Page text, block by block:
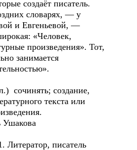
создаёт писатель.
словарях, — у
и Евгеньевой, —
«Человек,
произведения». Тот,
занимается
сочинять; создание,
текста или
Ушакова
Литератор, писатель